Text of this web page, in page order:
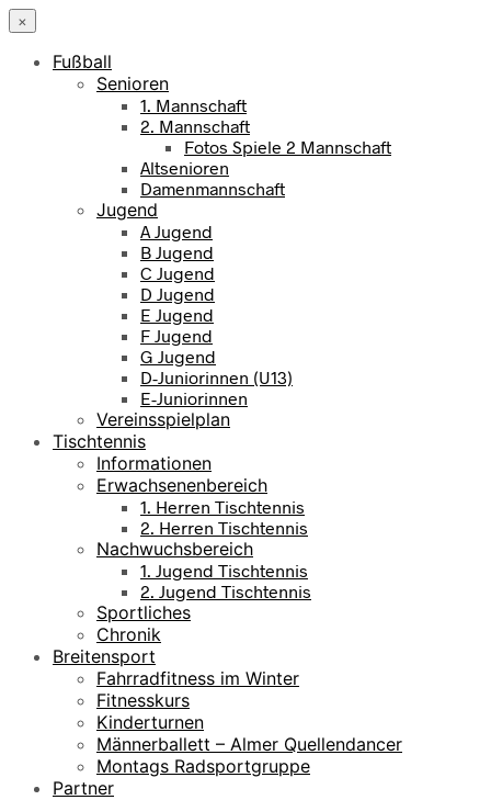
×
Fußball
Senioren
1. Mannschaft
2. Mannschaft
Fotos Spiele 2 Mannschaft
Altsenioren
Damenmannschaft
Jugend
A Jugend
B Jugend
C Jugend
D Jugend
E Jugend
F Jugend
G Jugend
D-Juniorinnen (U13)
E-Juniorinnen
Vereinsspielplan
Tischtennis
Informationen
Erwachsenenbereich
1. Herren Tischtennis
2. Herren Tischtennis
Nachwuchsbereich
1. Jugend Tischtennis
2. Jugend Tischtennis
Sportliches
Chronik
Breitensport
Fahrradfitness im Winter
Fitnesskurs
Kinderturnen
Männerballett – Almer Quellendancer
Montags Radsportgruppe
Partner